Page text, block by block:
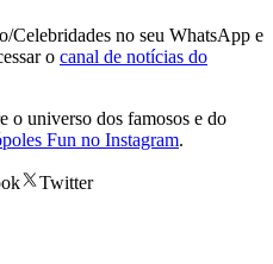
Celebridades no seu WhatsApp e
o canal de notícias do
o universo dos famosos e do
Fun no Instagram.
Twitter